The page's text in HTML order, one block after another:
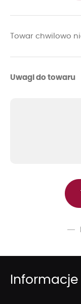
Towar chwilowo
Uwagi do towaru
Informacje